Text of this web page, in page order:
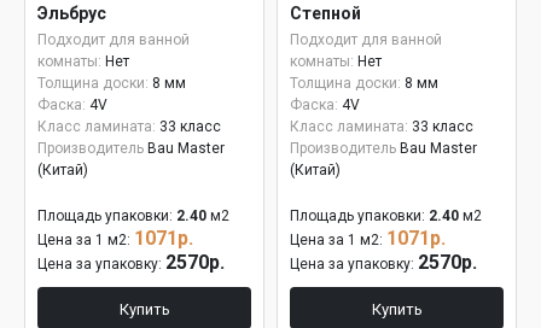
Эльбрус
Подходит для ванной
комнаты: Нет
Толщина доски: 8 мм
Фаска: 4V
Класс ламината: 33 класс
Производитель Bau Master
(Китай)
Площадь упаковки: 2.40 м2
Цена за 1 м2: 1071р.
Цена за упаковку: 2570р.
Купить
Степной
Подходит для ванной
комнаты: Нет
Толщина доски: 8 мм
Фаска: 4V
Класс ламината: 33 класс
Производитель Bau Master
(Китай)
Площадь упаковки: 2.40 м2
Цена за 1 м2: 1071р.
Цена за упаковку: 2570р.
Купить